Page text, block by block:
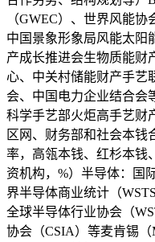
（GWEC）、世界风能
中国景象形象局风能太阳
产成长推进会生物质能财
心、中关村储能财产手艺
会、中国电力企业结合会
科学手艺部火炬高手艺财
区网、财务部和社会本钱
率，高瓴本钱、红杉本钱
资机构，%）半导体：国
界半导体商业统计（
全球半导体行业协会（
协会（CSIA）等麦肯锡